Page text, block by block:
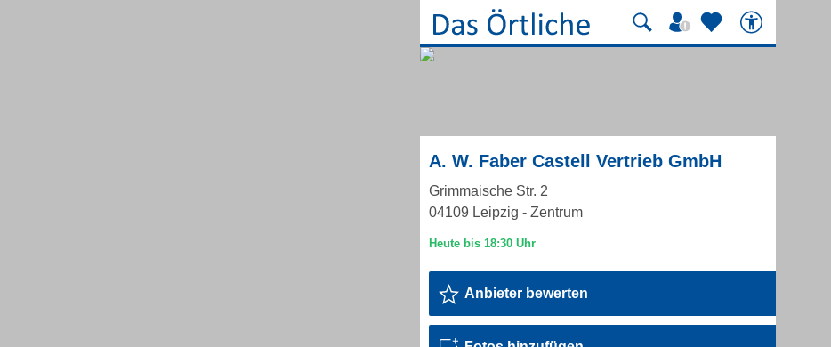
A. W. Faber Castell Vertrieb GmbH
Grimmaische Str. 2
04109 Leipzig - Zentrum
Anbieter bewerten